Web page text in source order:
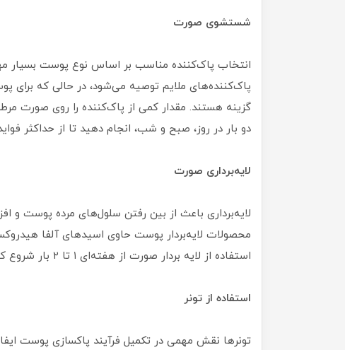
شستشوی صورت
انتخاب پاک‌کننده مناسب بر اساس نوع پوست بسیار
پاک‌کننده‌های ملایم توصیه می‌شود، در حالی که برای
گزینه هستند. مقدار کمی از پاک‌کننده را روی صورت
دو بار در روز، صبح و شب، انجام دهید تا از حداکثر
لایه‌برداری صورت
لایه‌برداری باعث از بین رفتن سلول‌های مرده
استفاده از لایه بردار صورت از هفته‌ای ۱ تا ۲ بار شروع کنید و میزان آن را به مرور افزایش دهید.
استفاده از تونر